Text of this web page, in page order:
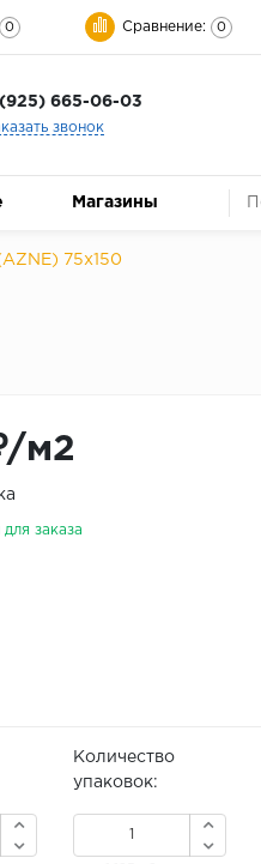
0 Сравнение: 0
665-06-03
звонок
Магазины
75x150
м2
для заказа
Количество
упаковок: